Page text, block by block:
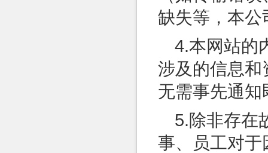
缺失等，本公
4.本网站的
涉及的信息和
无需事先通
5.除非存在
事、员工对于